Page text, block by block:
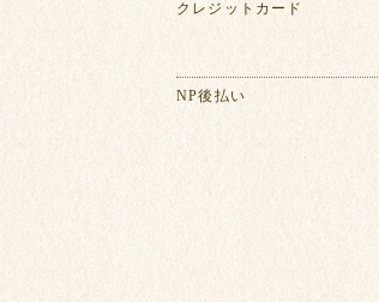
クレジットカード
NP後払い